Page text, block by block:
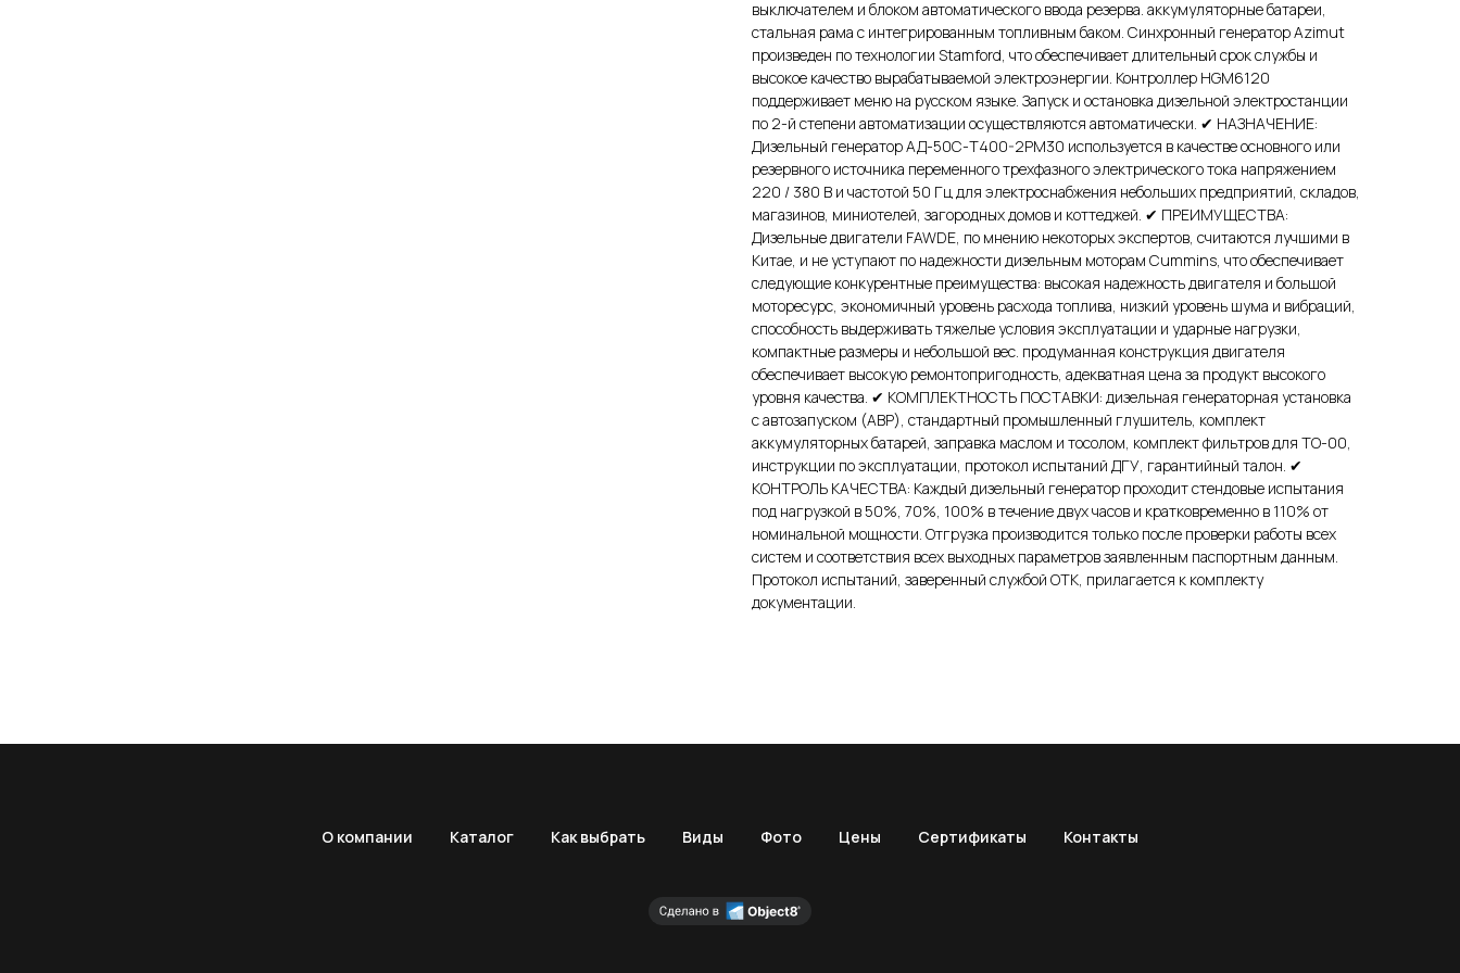
выключателем и блоком автоматического ввода резерва. аккумуляторные батареи,
стальная рама с интегрированным топливным баком. Синхронный генератор Azimut
произведен по технологии Stamford, что обеспечивает длительный срок службы и
высокое качество вырабатываемой электроэнергии. Контроллер HGM6120
поддерживает меню на русском языке. Запуск и остановка дизельной электростанции
по 2-й степени автоматизации осуществляются автоматически. ✔ НАЗНАЧЕНИЕ:
Дизельный генератор АД-50С-T400-2РМ30 используется в качестве основного или
резервного источника переменного трехфазного электрического тока напряжением
220 / 380 В и частотой 50 Гц для электроснабжения небольших предприятий, складов,
магазинов, миниотелей, загородных домов и коттеджей. ✔ ПРЕИМУЩЕСТВА:
Дизельные двигатели FAWDE, по мнению некоторых экспертов, считаются лучшими в
Китае, и не уступают по надежности дизельным моторам Cummins, что обеспечивает
следующие конкурентные преимущества: высокая надежность двигателя и большой
моторесурс, экономичный уровень расхода топлива, низкий уровень шума и вибраций,
способность выдерживать тяжелые условия эксплуатации и ударные нагрузки,
компактные размеры и небольшой вес. продуманная конструкция двигателя
обеспечивает высокую ремонтопригодность, адекватная цена за продукт высокого
уровня качества. ✔ КОМПЛЕКТНОСТЬ ПОСТАВКИ: дизельная генераторная установка
с автозапуском (АВР), стандартный промышленный глушитель, комплект
аккумуляторных батарей, заправка маслом и тосолом, комплект фильтров для ТО-00,
инструкции по эксплуатации, протокол испытаний ДГУ, гарантийный талон. ✔
КОНТРОЛЬ КАЧЕСТВА: Каждый дизельный генератор проходит стендовые испытания
под нагрузкой в 50%, 70%, 100% в течение двух часов и кратковременно в 110% от
номинальной мощности. Отгрузка производится только после проверки работы всех
систем и соответствия всех выходных параметров заявленным паспортным данным.
Протокол испытаний, заверенный службой ОТК, прилагается к комплекту
документации.
О компании Каталог Как выбрать Виды Фото Цены Сертификаты Контакты